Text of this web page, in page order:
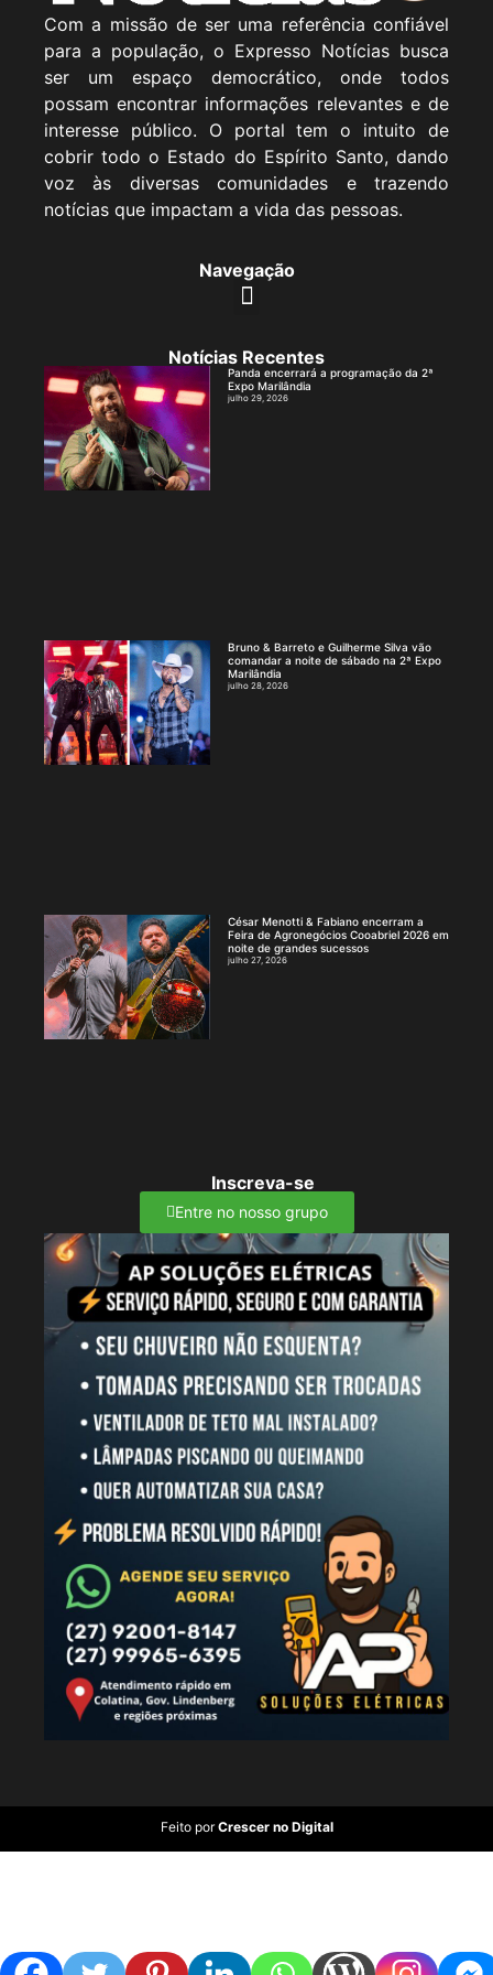
Com a missão de ser uma referência confiável
para a população, o Expresso Notícias busca
ser um espaço democrático, onde todos
possam encontrar informações relevantes e de
interesse público. O portal tem o intuito de
cobrir todo o Estado do Espírito Santo, dando
voz às diversas comunidades e trazendo
notícias que impactam a vida das pessoas.
Navegação
Notícias Recentes
Panda encerrará a programação da 2ª
Expo Marilândia
julho 29, 2026
Bruno & Barreto e Guilherme Silva vão
comandar a noite de sábado na 2ª Expo
Marilândia
julho 28, 2026
César Menotti & Fabiano encerram a
Feira de Agronegócios Cooabriel 2026 em
noite de grandes sucessos
julho 27, 2026
Inscreva-se
Entre no nosso grupo
Feito por Crescer no Digital